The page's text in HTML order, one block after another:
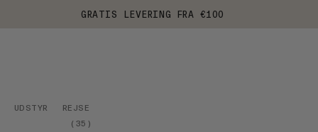
GRATIS LEVERING FRA €100
UDSTYR
REJSE
( 35 )